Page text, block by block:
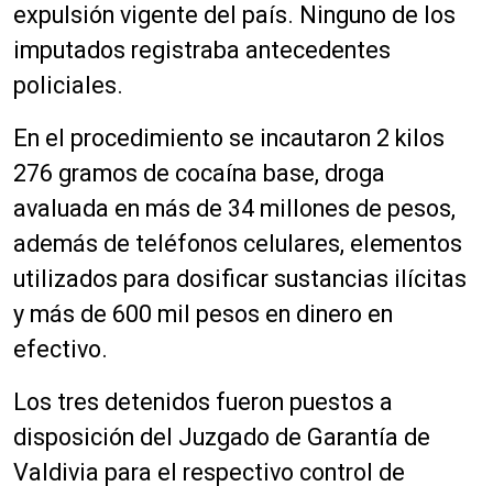
expulsión vigente del país. Ninguno de los
imputados registraba antecedentes
policiales.
En el procedimiento se incautaron 2 kilos
276 gramos de cocaína base, droga
avaluada en más de 34 millones de pesos,
además de teléfonos celulares, elementos
utilizados para dosificar sustancias ilícitas
y más de 600 mil pesos en dinero en
efectivo.
Los tres detenidos fueron puestos a
disposición del Juzgado de Garantía de
Valdivia para el respectivo control de